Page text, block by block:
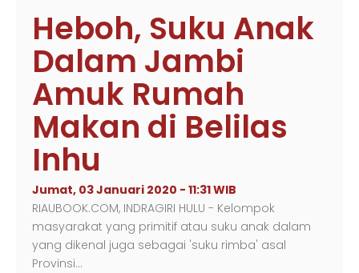
Heboh, Suku Anak
Dalam Jambi
Amuk Rumah
Makan di Belilas
Inhu
Jumat, 03 Januari 2020 - 11:31 WIB
RIAUBOOK.COM, INDRAGIRI HULU - Kelompok
masyarakat yang primitif atau suku anak dalam
yang dikenal juga sebagai 'suku rimba' asal
Provinsi…